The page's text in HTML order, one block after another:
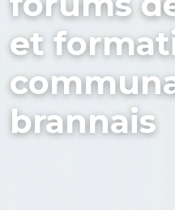
et
brannais